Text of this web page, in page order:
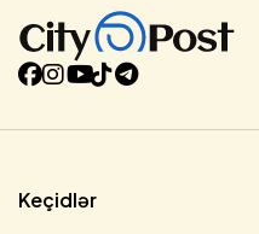
Keçidlər